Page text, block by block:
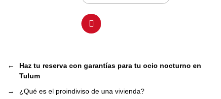
←
Haz tu reserva con garantías para tu ocio nocturno en
Tulum
→
¿Qué es el proindiviso de una vivienda?